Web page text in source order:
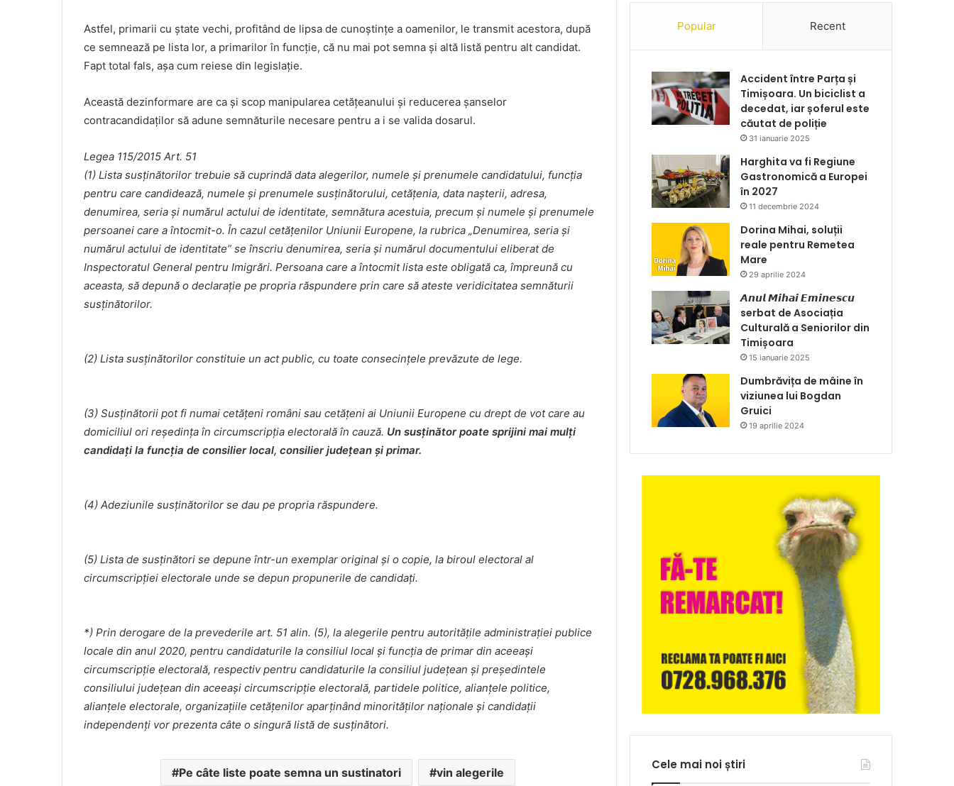
Astfel, primarii cu ștate vechi, profitând de lipsa de cunoștințe a oamenilor, le transmit acestora, după
ce semnează pe lista lor, a primarilor în funcție, că nu mai pot semna și altă listă pentru alt candidat.
Fapt total fals, așa cum reiese din legislație.
Această dezinformare are ca și scop manipularea cetățeanului și reducerea șanselor
contracandidaților să adune semnăturile necesare pentru a i se valida dosarul.
Legea 115/2015 Art. 51
(1) Lista susţinătorilor trebuie să cuprindă data alegerilor, numele şi prenumele candidatului, funcţia
pentru care candidează, numele şi prenumele susţinătorului, cetăţenia, data naşterii, adresa,
denumirea, seria şi numărul actului de identitate, semnătura acestuia, precum şi numele şi prenumele
persoanei care a întocmit-o. În cazul cetăţenilor Uniunii Europene, la rubrica „Denumirea, seria şi
numărul actului de identitate” se înscriu denumirea, seria şi numărul documentului eliberat de
Inspectoratul General pentru Imigrări. Persoana care a întocmit lista este obligată ca, împreună cu
aceasta, să depună o declaraţie pe propria răspundere prin care să ateste veridicitatea semnăturii
susţinătorilor.
(2) Lista susţinătorilor constituie un act public, cu toate consecinţele prevăzute de lege.
(3) Susţinătorii pot fi numai cetăţeni români sau cetăţeni ai Uniunii Europene cu drept de vot care au
domiciliul ori reşedinţa în circumscripţia electorală în cauză. Un susţinător poate sprijini mai mulţi
candidaţi la funcţia de consilier local, consilier judeţean şi primar.
(4) Adeziunile susţinătorilor se dau pe propria răspundere.
(5) Lista de susţinători se depune într-un exemplar original şi o copie, la biroul electoral al
circumscripţiei electorale unde se depun propunerile de candidaţi.
*) Prin derogare de la prevederile art. 51 alin. (5), la alegerile pentru autorităţile administraţiei publice
locale din anul 2020, pentru candidaturile la consiliul local şi funcţia de primar din aceeaşi
circumscripţie electorală, respectiv pentru candidaturile la consiliul judeţean şi preşedintele
consiliului judeţean din aceeaşi circumscripţie electorală, partidele politice, alianţele politice,
alianţele electorale, organizaţiile cetăţenilor aparţinând minorităţilor naţionale şi candidaţii
independenţi vor prezenta câte o singură listă de susţinători.
Pe câte liste poate semna un sustinatori vin alegerile
Popular Recent
Accident între Parța și
Timișoara. Un biciclist a
decedat, iar șoferul este
căutat de poliție
31 ianuarie 2025
Harghita va fi Regiune
Gastronomică a Europei
în 2027
11 decembrie 2024
Dorina Mihai, soluții
reale pentru Remetea
Mare
29 aprilie 2024
𝘼𝙣𝙪𝙡 𝙈𝙞𝙝𝙖𝙞 𝙀𝙢𝙞𝙣𝙚𝙨𝙘𝙪
serbat de Asociația
Culturală a Seniorilor din
Timișoara
15 ianuarie 2025
Dumbrăvița de mâine în
viziunea lui Bogdan
Gruici
19 aprilie 2024
Cele mai noi știri